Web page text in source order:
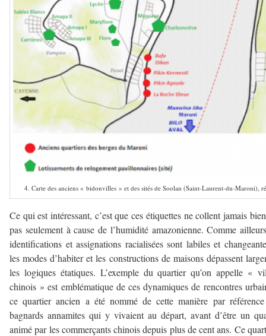
4. Carte des anciens « bidonvilles » et des sités de Soolan (Saint-Laurent-du-Maroni),
Ce qui est intéressant, c’est que ces étiquettes ne collent jamais
pas seulement à cause de l’humidité amazonienne. Comme
identifications et assignations racialisées sont labiles et
les modes d’habiter et les constructions de maisons dépassent
les logiques étatiques. L’exemple du quartier qu’on appelle «
chinois » est emblématique de ces dynamiques de rencontres
ce quartier ancien a été nommé de cette manière par
bagnards annamites qui y vivaient au départ, avant d’être un
animé par les commerçants chinois depuis plus de cent ans. Ce